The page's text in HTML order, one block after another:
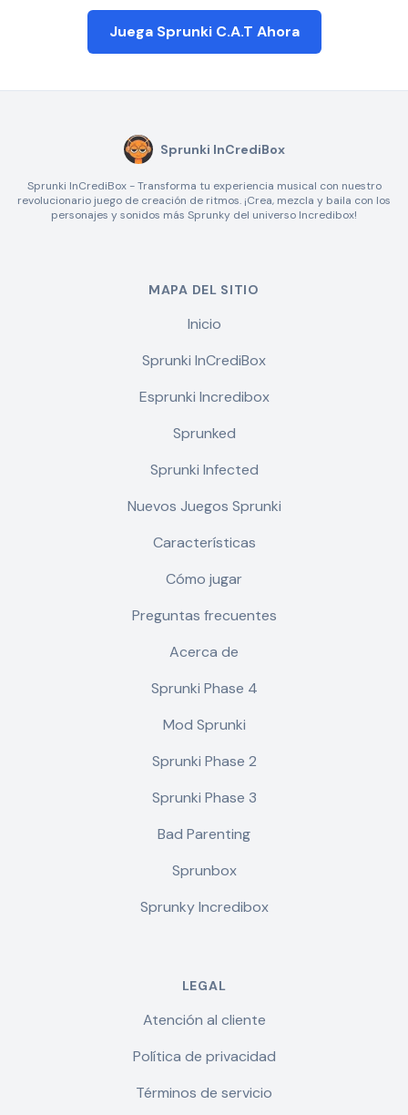
Juega Sprunki C.A.T Ahora
Sprunki InCrediBox
Sprunki InCrediBox - Transforma tu experiencia musical con nuestro
revolucionario juego de creación de ritmos. ¡Crea, mezcla y baila con los
personajes y sonidos más Sprunky del universo Incredibox!
MAPA DEL SITIO
Inicio
Sprunki InCrediBox
Esprunki Incredibox
Sprunked
Sprunki Infected
Nuevos Juegos Sprunki
Características
Cómo jugar
Preguntas frecuentes
Acerca de
Sprunki Phase 4
Mod Sprunki
Sprunki Phase 2
Sprunki Phase 3
Bad Parenting
Sprunbox
Sprunky Incredibox
LEGAL
Atención al cliente
Política de privacidad
Términos de servicio